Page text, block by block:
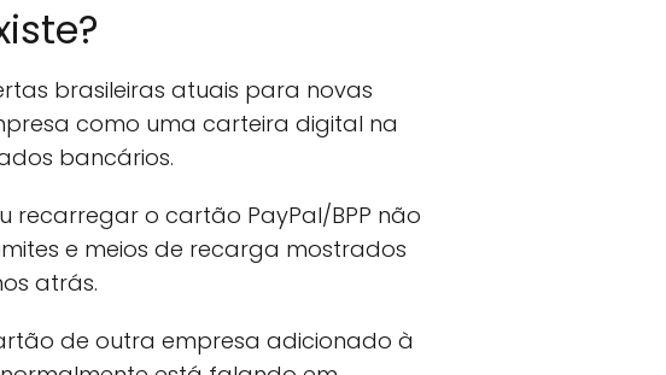
brasileiras atuais para novas
como uma carteira digital na
bancários.
recarregar o cartão PayPal/BPP não
e meios de recarga mostrados
atrás.
de outra empresa adicionado à